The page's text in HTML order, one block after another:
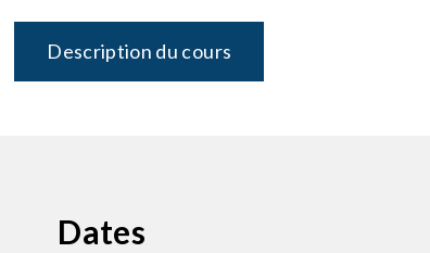
Description du cours
Dates